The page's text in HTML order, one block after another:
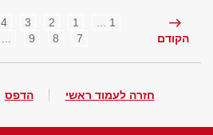
הקודם
1 ...
1
2
3
4
7
8
9
חזרה לעמוד ראשי הדפס